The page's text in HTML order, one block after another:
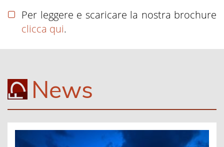
Per leggere e scaricare la nostra brochure
clicca qui.
News